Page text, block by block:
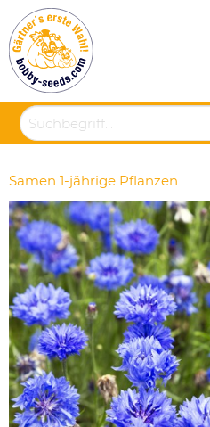
Samen 1-jährige Pflanzen